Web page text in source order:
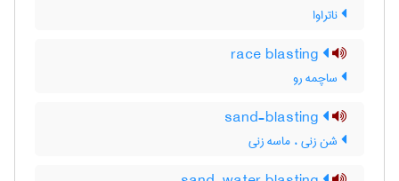
ناتراوا
ساچمه رو
شن زنی ، ماسه زنی